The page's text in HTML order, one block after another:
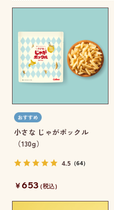
小さな じゃがポックル
（130g）
4.5 （64）
￥653 (税込)